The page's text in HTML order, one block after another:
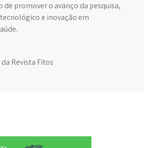
de promover o avanço da pesquisa,
e inovação em
Revista Fitos